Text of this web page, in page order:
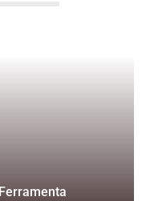
Ferramenta